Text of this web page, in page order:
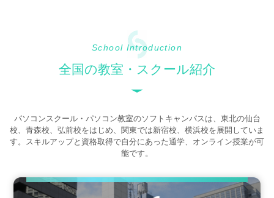
School Introduction
全国の教室・スクール紹介
パソコンスクール・パソコン教室のソフトキャンパスは、東北の仙台
校、青森校、弘前校をはじめ、関東では新宿校、横浜校を展開していま
す。スキルアップと資格取得で自分にあった通学、オンライン授業が可
能です。